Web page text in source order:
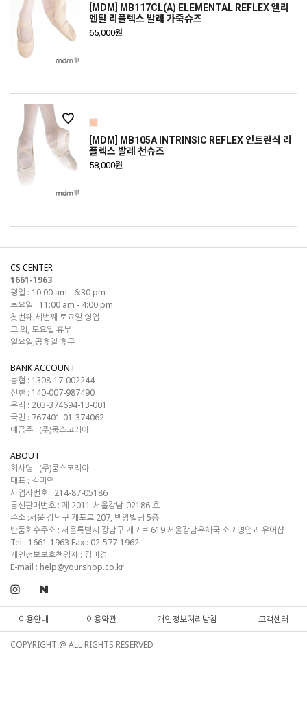
[MDM] MB117CL(A) ELEMENTAL REFLEX 엘리
멘탈 리플렉스 발레 가죽슈즈
65,000원
[MDM] MB105A INTRINSIC REFLEX 인트린식 리
플렉스 발레 천슈즈
58,000원
CS CENTER
1661-1963
평일 : 10:00 am - 6:30 pm
토요일 : 11:00 am - 4:00 pm
첫번째,세번째 토요일 영업
그 외, 토요일 휴무
일요일,공휴일 휴무
BANK ACCOUNT
농협 : 1308-17-002244
신한 : 140-007-987490
우리 : 203-374694-13-001
국민 : 767401-01-374062
예금주 : (주)쿵스코리아
ABOUT
회사명 : (주)쿵스코리아
대표 : 김미연
사업자번호 : 214-87-05186
통신판매번호 : 제 2011-서울강남-02186 호
주소 :서울 강남구 개포로 207, 백암빌딩 5층
반품회수주소 : 서울특별시 강남구 개포로 619 서울강남우체국 소포영업과 유어샵
Tel : 1661-1963 Fax : 02-577-1962
개인정보보호책임자 : 김미경
E-mail : help@yourshop.co.kr
이용안내 이용약관 개인정보처리방침 고객센터
COPYRIGHT @ ALL RIGHTS RESERVED